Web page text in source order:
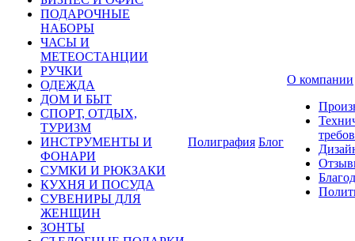
ПОДАРОЧНЫЕ
НАБОРЫ
ЧАСЫ И
МЕТЕОСТАНЦИИ
РУЧКИ
ОДЕЖДА
ДОМ И БЫТ
СПОРТ, ОТДЫХ,
ТУРИЗМ
ИНСТРУМЕНТЫ И
ФОНАРИ
СУМКИ И РЮКЗАКИ
КУХНЯ И ПОСУДА
СУВЕНИРЫ ДЛЯ
ЖЕНЩИН
ЗОНТЫ
Полиграфия Блог
О компании